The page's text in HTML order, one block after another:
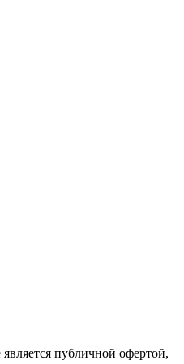
публичной офертой,